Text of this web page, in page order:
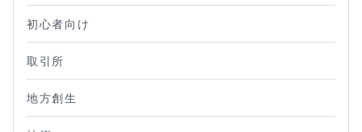
初心者向け
取引所
地方創生